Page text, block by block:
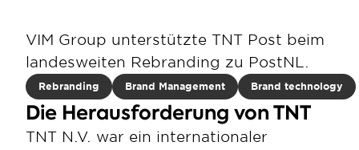
VIM Group unterstützte TNT Post beim
landesweiten Rebranding zu PostNL.
Rebranding Brand Management Brand technology
Die Herausforderung von TNT
TNT N.V. war ein internationaler